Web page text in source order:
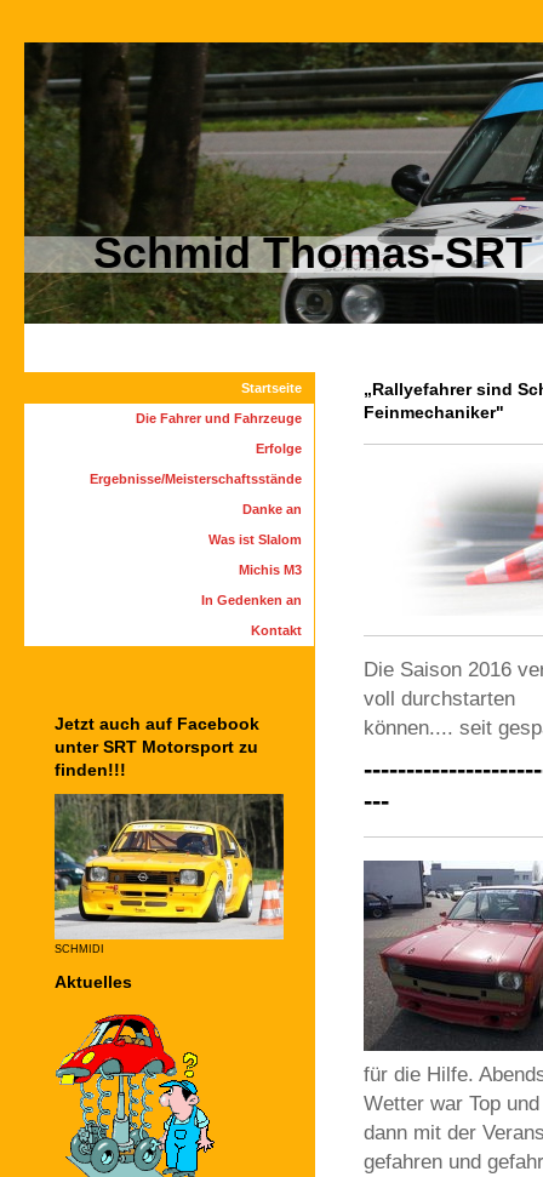
Schmid Thomas-
„Rallyefahrer sind
Feinmechaniker"
Die Saison 2016
voll durchstarten
können.... seit
---
für die Hilfe.
Wetter war Top
dann mit der
gefahren und
Startseite
Die Fahrer und Fahrzeuge
Erfolge
Ergebnisse/Meisterschaftsstände
Danke an
Was ist Slalom
Michis M3
In Gedenken an
Kontakt
Jetzt auch auf Facebook
unter SRT Motorsport zu
finden!!!
SCHMIDI
Aktuelles